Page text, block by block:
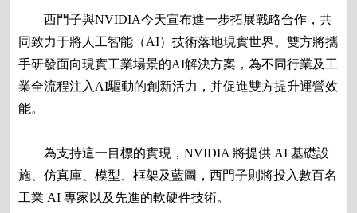
西門子與NVIDIA今天宣布進一步拓展戰略合作，共
同致力于將人工智能（AI）技術落地現實世界。雙方將攜
手研發面向現實工業場景的AI解決方案，為不同行業及工
業全流程注入AI驅動的創新活力，并促進雙方提升運營效
能。
為支持這一目標的實現，NVIDIA 將提供 AI 基礎設
施、仿真庫、模型、框架及藍圖，西門子則將投入數百名
工業 AI 專家以及先進的軟硬件技術。